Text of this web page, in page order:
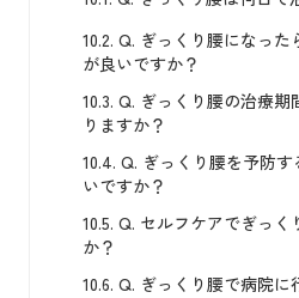
10.2. Q. ぎっくり腰になった
が良いですか？
10.3. Q. ぎっくり腰の治療期
りますか？
10.4. Q. ぎっくり腰を予防
いですか？
10.5. Q. セルフケアでぎっく
か？
10.6. Q. ぎっくり腰で病院に